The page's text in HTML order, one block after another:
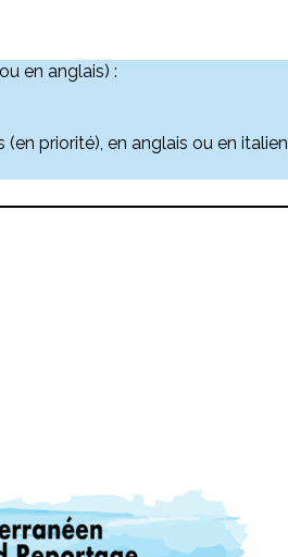
en anglais) :
priorité), en anglais ou en italien